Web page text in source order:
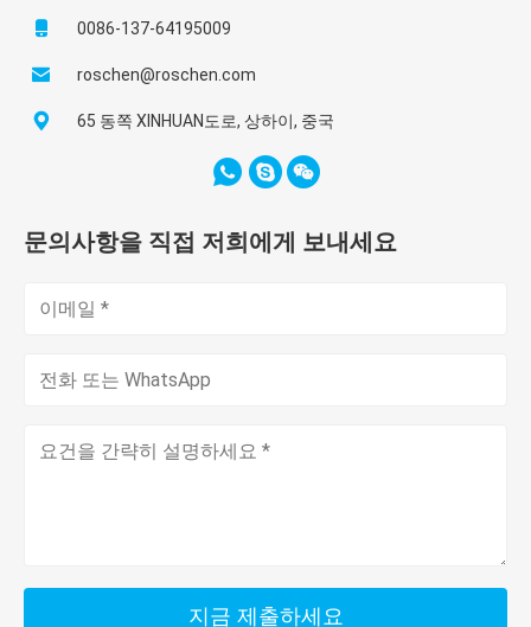
0086-137-64195009
roschen@roschen.com
65 동쪽 XINHUAN도로, 상하이, 중국
문의사항을 직접 저희에게 보내세요
지금 제출하세요